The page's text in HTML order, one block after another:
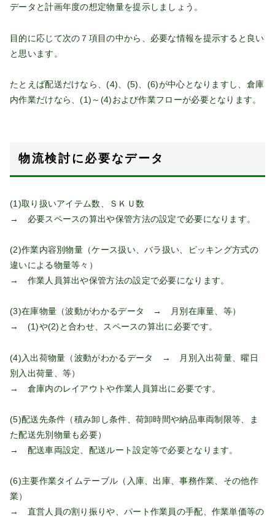
データと計画年度の想定物量を提示しましょう。
目的に応じて次の７項目の中から、必要な情報を提示すると良い
と思います。
たとえば配送だけなら、(4)、(5)、(6)が中心となりますし、倉庫
内作業だけなら、(1)～(4)および作業フローが必要となります。
物流検討に必要なデータ
(1)取り扱いアイテム数、ＳＫＵ数
→ 必要スペースの算出や保管方法の設定で必要になります。
(2)作業内容別物量（ケース扱い、バラ扱い、ピッキング方式の
違いによる物量等々）
→ 作業人員算出や保管方法の設定で必要になります。
(3)在庫物量（波動がわかるデータ → 月別在庫量、等）
→ (1)や(2)と合わせ、スペースの算出に必要です。
(4)入出荷物量（波動がわかるデータ → 月別入出荷量、曜日
別入出荷量、等）
→ 倉庫内のレイアウトや作業人員算出に必要です。
(5)配送先条件（積み卸し条件、荷卸時間や納品車両制限等、ま
た配送先別物量も必要）
→ 配送車両設定、配送ルート設定等で必要となります。
(6)主要作業タイムテーブル（入庫、出庫、事務作業、その他作
業）
→ 直営人員の割り振りや、パート作業員の手配、作業単価等の